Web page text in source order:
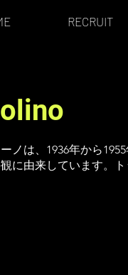
RECRUIT
ノは、1936年から
に由来しています。